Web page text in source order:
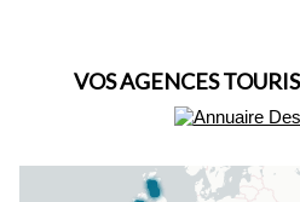
VOS AGENCES